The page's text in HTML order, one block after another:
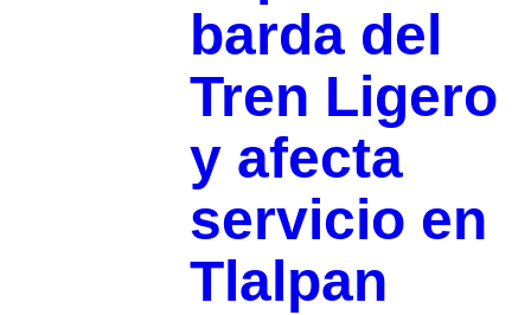
barda del
Tren Ligero
y afecta
servicio en
Tlalpan